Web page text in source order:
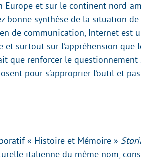
Europe et sur le continent nord-
bonne synthèse de la situation
de communication, Internet est
surtout sur l’appréhension que
que renforcer le questionnement
pour s’approprier l’outil et
« Histoire et Mémoire »
italienne du même nom,